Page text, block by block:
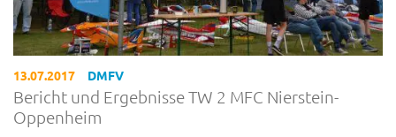
13.07.2017 DMFV
Bericht und Ergebnisse TW 2 MFC Nierstein-
Oppenheim